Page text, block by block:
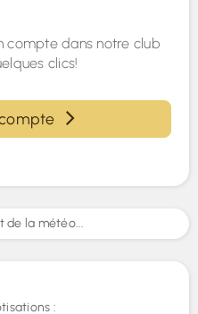
compte dans notre club
clics!
la météo...
: